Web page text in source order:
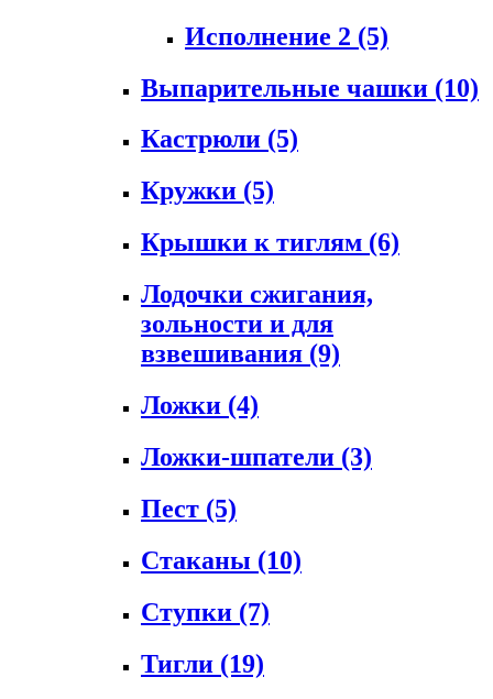
Исполнение 2 (5)
Выпарительные чашки (10)
Кастрюли (5)
Кружки (5)
Крышки к тиглям (6)
Лодочки сжигания,
зольности и для
взвешивания (9)
Ложки (4)
Ложки-шпатели (3)
Пест (5)
Стаканы (10)
Ступки (7)
Тигли (19)